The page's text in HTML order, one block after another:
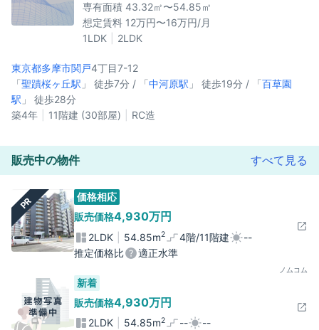
専有面積 43.32㎡〜54.85㎡
想定賃料 12万円〜16万円/月
1LDK
2LDK
東京都多摩市関戸4丁目7-12
「聖蹟桜ヶ丘駅 」 徒歩7分 / 「中河原駅 」 徒歩19分 / 「百草園
駅 」 徒歩28分
築4年
11階建 (30部屋) RC造
販売中の物件 すべて見る
PR
価格相応
販売価格4,930万円
2LDK 54.85m2 4階/11階建
--
推定価格比
適正水準
ノムコム
新着
販売価格4,930万円
2LDK 54.85m2 -- --